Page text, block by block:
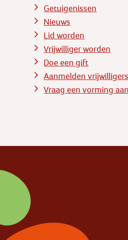
Getuigenissen
Nieuws
Lid worden
Vrijwilliger worden
Doe een gift
Aanmelden vrijwilligers
Vraag een vorming aan